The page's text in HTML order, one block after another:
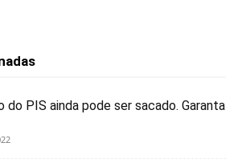
do PIS ainda pode ser sacado. Garanta